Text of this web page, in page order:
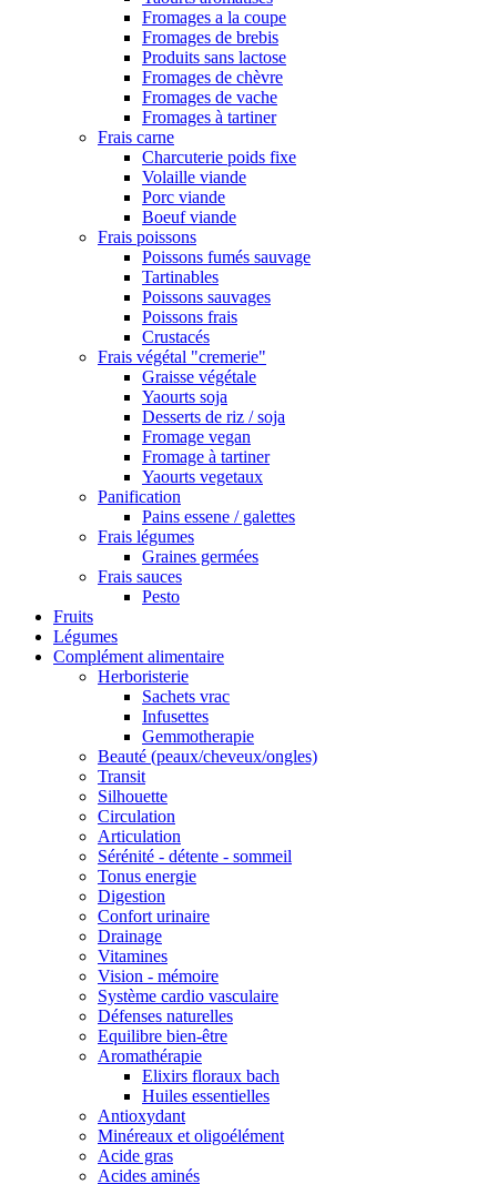
Fromages a la coupe
Fromages de brebis
Produits sans lactose
Fromages de chèvre
Fromages de vache
Fromages à tartiner
Frais carne
Charcuterie poids fixe
Volaille viande
Porc viande
Boeuf viande
Frais poissons
Poissons fumés sauvage
Tartinables
Poissons sauvages
Poissons frais
Crustacés
Frais végétal "cremerie"
Graisse végétale
Yaourts soja
Desserts de riz / soja
Fromage vegan
Fromage à tartiner
Yaourts vegetaux
Panification
Pains essene / galettes
Frais légumes
Graines germées
Frais sauces
Pesto
Fruits
Légumes
Complément alimentaire
Herboristerie
Sachets vrac
Infusettes
Gemmotherapie
Beauté (peaux/cheveux/ongles)
Transit
Silhouette
Circulation
Articulation
Sérénité - détente - sommeil
Tonus energie
Digestion
Confort urinaire
Drainage
Vitamines
Vision - mémoire
Système cardio vasculaire
Défenses naturelles
Equilibre bien-être
Aromathérapie
Elixirs floraux bach
Huiles essentielles
Antioxydant
Minéreaux et oligoélément
Acide gras
Acides aminés